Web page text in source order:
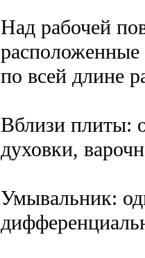
Над рабочей
расположенные
по всей длине
Вблизи плиты:
духовки,
Умывальник: